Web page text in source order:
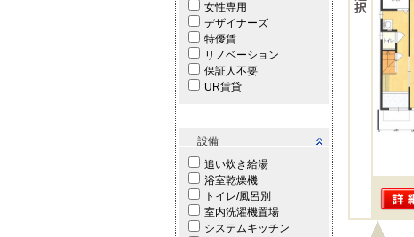
女性専用
デザイナーズ
特優賃
リノベーション
保証人不要
UR賃貸
設備
追い炊き給湯
浴室乾燥機
トイレ/風呂別
室内洗濯機置場
システムキッチン